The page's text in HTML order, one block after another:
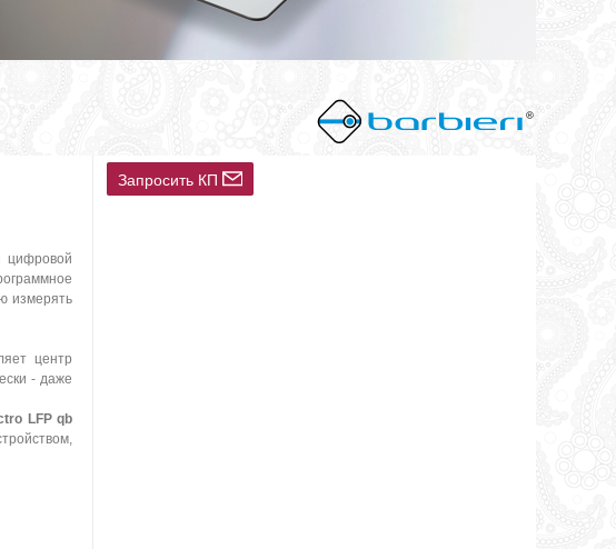
цифровой
измерять
центр
- даже
LFP qb
Запросить КП